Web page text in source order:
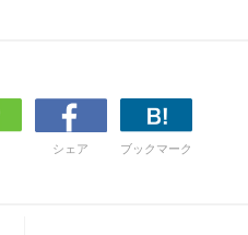
シェア ブックマーク